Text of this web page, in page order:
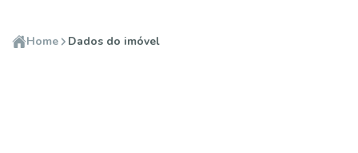
Home Dados do imóvel